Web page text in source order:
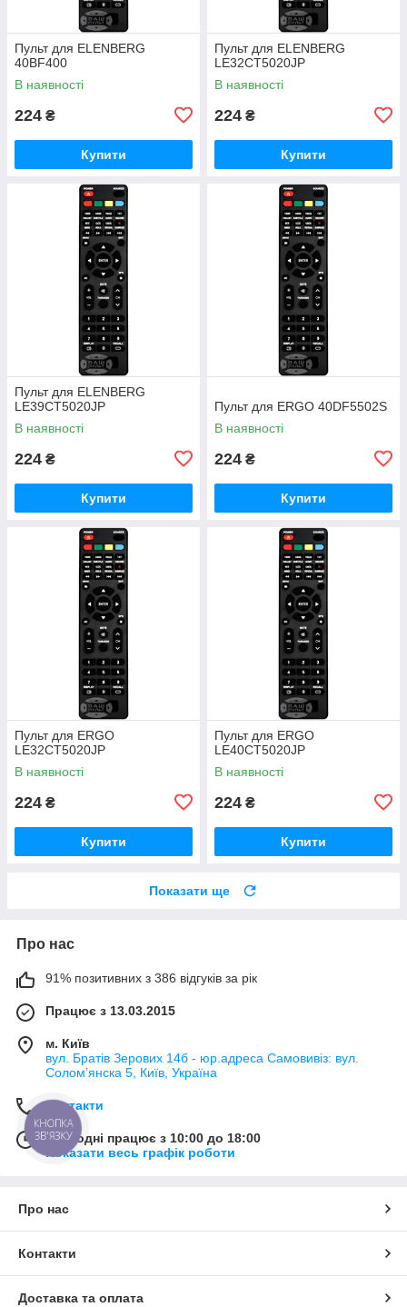
Пульт для ELENBERG
40BF400
В наявності
224 ₴
Купити
Пульт для ELENBERG
LE32CT5020JP
В наявності
224 ₴
Купити
Пульт для ELENBERG
LE39CT5020JP
В наявності
224 ₴
Купити
Пульт для ERGO 40DF5502S
В наявності
224 ₴
Купити
Пульт для ERGO
LE32CT5020JP
В наявності
224 ₴
Купити
Пульт для ERGO
LE40CT5020JP
В наявності
224 ₴
Купити
Показати ще
Про нас
91% позитивних з 386 відгуків за рік
Працює з 13.03.2015
м. Київ
вул. Братів Зерових 14б - юр.адреса Самовивіз: вул.
Соломʼянска 5, Київ, Україна
Контакти
Сьогодні працює з 10:00 до 18:00
Показати весь графік роботи
Про нас
Контакти
Доставка та оплата
КНОПКА
ЗВ'ЯЗКУ